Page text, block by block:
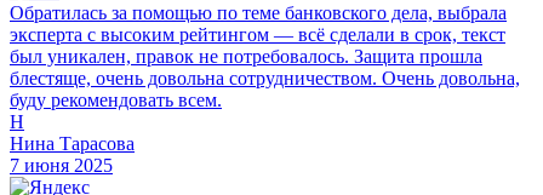
Обратилась за помощью по теме банковского дела, выбрала
эксперта с высоким рейтингом — всё сделали в срок, текст
был уникален, правок не потребовалось. Защита прошла
блестяще, очень довольна сотрудничеством. Очень довольна,
буду рекомендовать всем.
Н
Нина Тарасова
7 июня 2025